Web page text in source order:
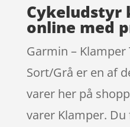
Cykeludstyr
online med
Garmin – Klamper
Sort/Grå er en af
varer her på
varer Klamper.